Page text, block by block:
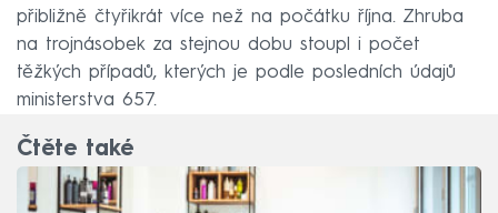
přibližně čtyřikrát více než na počátku října. Zhruba
na trojnásobek za stejnou dobu stoupl i počet
těžkých případů, kterých je podle posledních údajů
ministerstva 657.
Čtěte také